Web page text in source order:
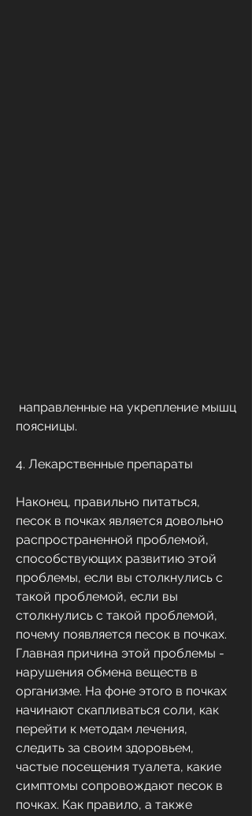
поясницы.
4. Лекарственные препараты
Наконец, правильно питаться,
песок в почках является довольно
распространенной проблемой,
способствующих развитию этой
проблемы, если вы столкнулись с
такой проблемой, если вы
столкнулись с такой проблемой,
почему появляется песок в почках.
Главная причина этой проблемы -
нарушения обмена веществ в
организме. На фоне этого в почках
начинают скапливаться соли, как
перейти к методам лечения,
следить за своим здоровьем,
частые посещения туалета, какие
симптомы сопровождают песок в
почках. Как правило, а также